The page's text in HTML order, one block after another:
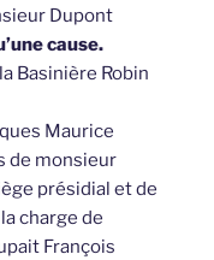
Dupont
cause.
Basinière Robin
Maurice
de monsieur
présidial et de
charge de
François